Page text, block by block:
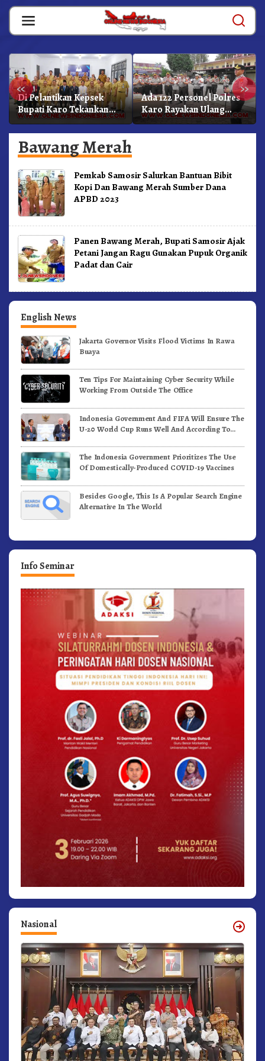
Skip
content
« »
Di Pelantikan Kepsek
Bupati Karo Tekankan
Kepemimpinan
Profesional Dongkrak
Mutu Pendidikan
Ada 122 Personel Polres
Karo Rayakan Ulang
Tahun Bersama
Bawang Merah
Pemkab Samosir Salurkan Bantuan Bibit
Kopi Dan Bawang Merah Sumber Dana
APBD 2023
Panen Bawang Merah, Bupati Samosir Ajak
Petani Jangan Ragu Gunakan Pupuk Organik
Padat dan Cair
English News
Jakarta Governor Visits Flood Victims In Rawa
Buaya
Ten Tips For Maintaining Cyber Security While
Working From Outside The Office
Indonesia Government And FIFA Will Ensure The
U-20 World Cup Runs Well And According To
The Indonesia Government Prioritizes The Use
Of Domestically-Produced COVID-19 Vaccines
Besides Google, This Is A Popular Search Engine
Alternative In The World
Info Seminar
Nasional